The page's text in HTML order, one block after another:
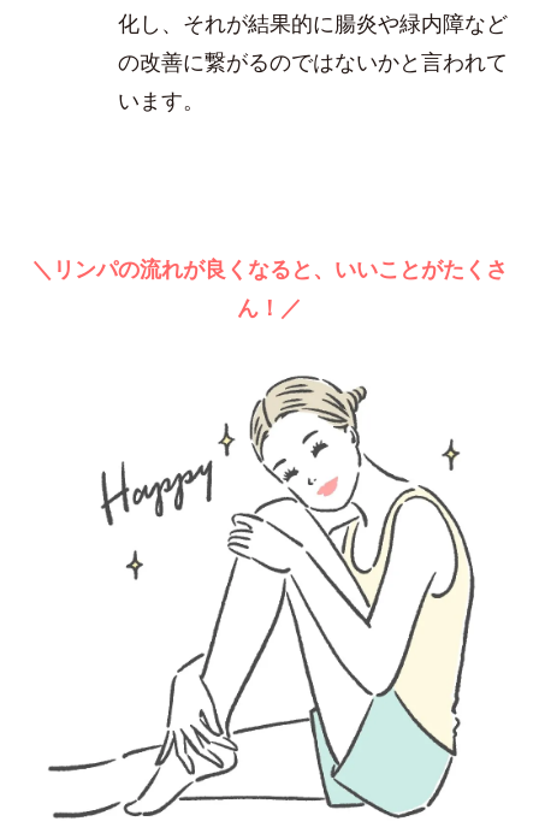
化し、それが結果的に腸炎や緑内障など
の改善に繋がるのではないかと言われて
います。
＼リンパの流れが良くなると、いいことがたくさ
ん！／